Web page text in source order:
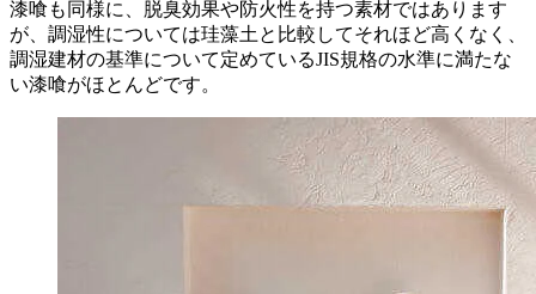
漆喰も同様に、脱臭効果や防火性を持つ素材ではあります
が、調湿性については珪藻土と比較してそれほど高くなく、
調湿建材の基準について定めているJIS規格の水準に満たな
い漆喰がほとんどです。